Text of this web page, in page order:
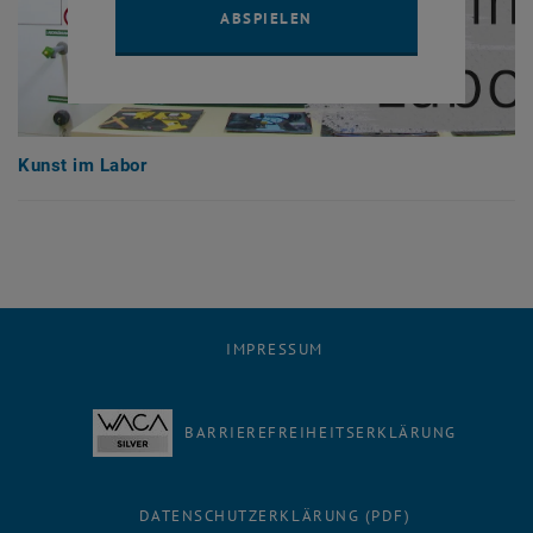
ABSPIELEN YOUTUBE VIDEO "KUNST
Kunst im Labor
IMPRESSUM
BARRIEREFREIHEITSERKLÄRUNG
DATENSCHUTZERKLÄRUNG (PDF)